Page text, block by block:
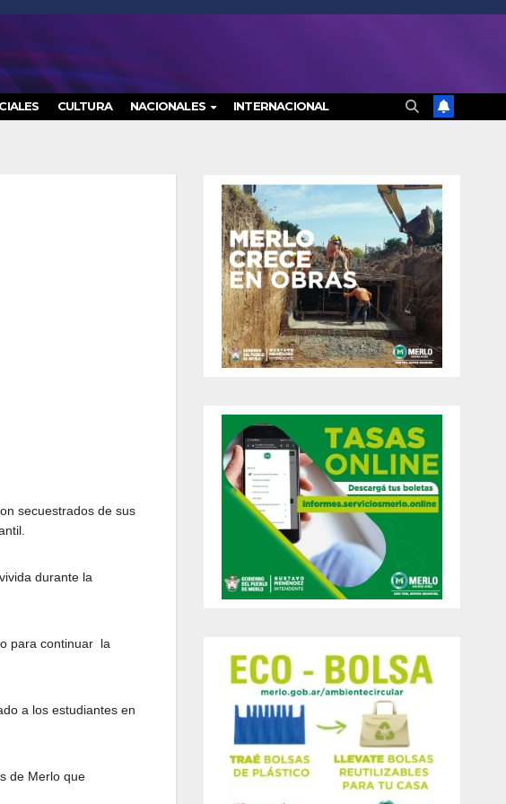
CULTURA NACIONALES INTERNACIONAL
secuestrados de sus
durante la
para continuar la
a los estudiantes en
de Merlo que